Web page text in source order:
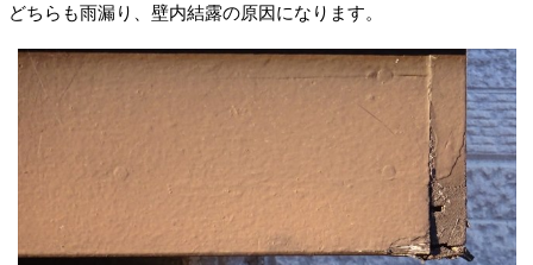
どちらも雨漏り、壁内結露の原因になります。